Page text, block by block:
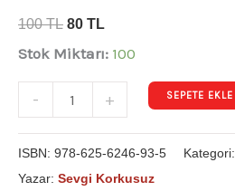
100TL 80 TL
Stok Miktarı: 100
- + SEPETE EKLE
ISBN: 978-625-6246-93-5 Kategori:
Yazar: Sevgi Korkusuz